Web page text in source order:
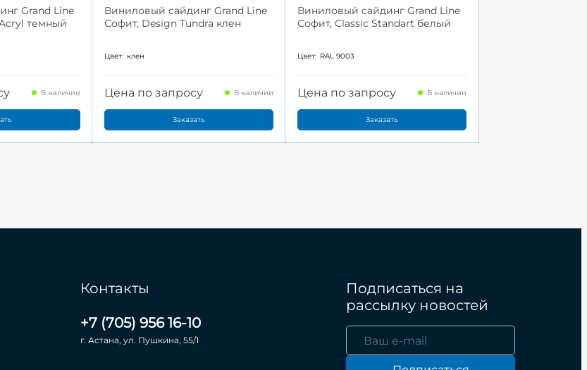
Grand Line
темный
В наличии
Виниловый сайдинг Grand Line
Софит, Design Tundra клен
Цвет: клен
Цена по запросу В наличии
Заказать
Виниловый сайдинг Grand Line
Софит, Classic Standart белый
Цвет: RAL 9003
Цена по запросу В наличии
Заказать
Контакты
+7 (705) 956 16-10
г. Астана, ул. Пушкина, 55/1
Подписаться на
рассылку новостей